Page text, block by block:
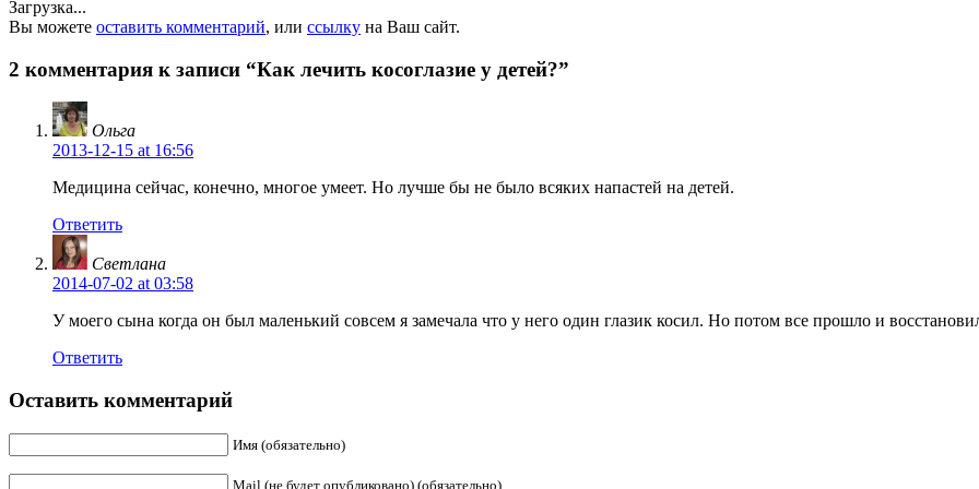
Загрузка...
Вы можете оставить комментарий, или ссылку на Ваш сайт.
2 комментария к записи “Как лечить косоглазие у детей?”
Ольга
2013-12-15 at 16:56
Медицина сейчас, конечно, многое умеет. Но лучше бы не было всяких напастей на детей.
Ответить
Светлана
2014-07-02 at 03:58
У моего сына когда он был маленький совсем я замечала что у него один глазик косил. Но потом все прошло и
Ответить
Оставить комментарий
Имя (обязательно)
Mail (не будет опубликовано) (обязательно)